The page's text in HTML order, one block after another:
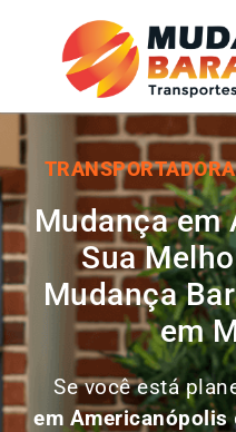
Mudança em
Sua
Mudança
em
Se você está
em Americanópolis